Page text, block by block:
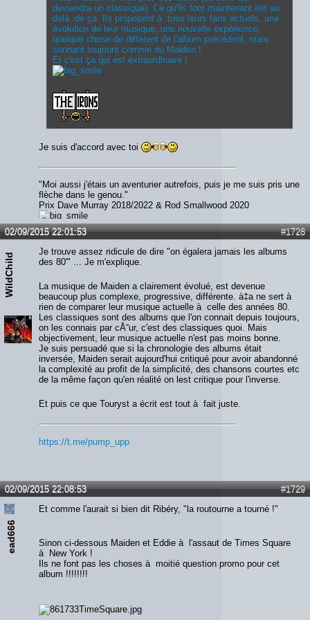
deviendra un classique). Ce qu'ils font maintenant est au
delà de ça. Ils proposent à tous leurs fans actuels, une
évolution de leur musique, une nouvelle expérience,
quelque chose de différent de l'album précédent, mais
sonnant toujours comme du Maiden !
Et c'est ça qui est extraordinaire !
Je suis d'accord avec toi
"Moi aussi j'étais un aventurier autrefois, puis je me suis pris une
flèche dans le genou."
Prix Dave Murray 2018/2022 & Rod Smallwood 2020
#1728
02/09/2015 22:01:53
WildChild
Je trouve assez ridicule de dire "on égalera jamais les albums
des 80'" ... Je m'explique.
La musique de Maiden a clairement évolué, est devenue
beaucoup plus complexe, progressive, différente. à‡a ne sert à
rien de comparer leur musique actuelle à celle des années 80.
Les classiques sont des albums que l'on connait depuis toujours,
on les connais par cÅ“ur, c'est des classiques quoi. Mais
objectivement, leur musique actuelle n'est pas moins bonne.
Je suis persuadé que si la chronologie des albums était
inversée, Maiden serait aujourd'hui critiqué pour avoir abandonné
la complexité au profit de la simplicité, des chansons courtes etc
de la même façon qu'en réalité on lest critique pour l'inverse.
Et puis ce que Touryst a écrit est tout à fait juste.
https://t.me/pump_upp
#1729
02/09/2015 22:08:53
ead666
Et comme l'aurait si bien dit Ribéry, "la routourne a tourné !"
Sinon ci-dessous Maiden et Eddie à l'assaut de Times Square
à New York !
Ils ne font pas les choses à moitié question promo pour cet
album !!!!!!!!